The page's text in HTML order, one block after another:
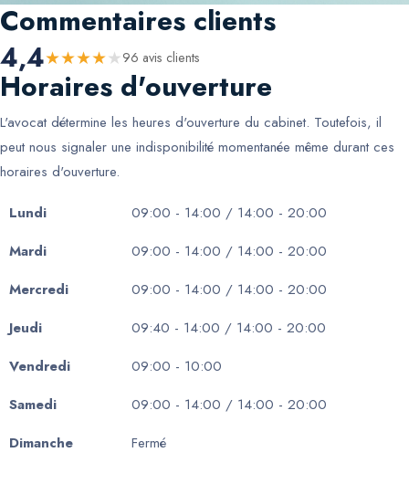
Commentaires clients
4,4★★★★★ 96 avis clients
Horaires d'ouverture
L'avocat détermine les heures d'ouverture du cabinet. Toutefois, il
peut nous signaler une indisponibilité momentanée même durant ces
horaires d'ouverture.
Lundi
09:00 - 14:00 / 14:00 - 20:00
Mardi
09:00 - 14:00 / 14:00 - 20:00
Mercredi
09:00 - 14:00 / 14:00 - 20:00
Jeudi
09:40 - 14:00 / 14:00 - 20:00
Vendredi
09:00 - 10:00
Samedi
09:00 - 14:00 / 14:00 - 20:00
Dimanche
Fermé